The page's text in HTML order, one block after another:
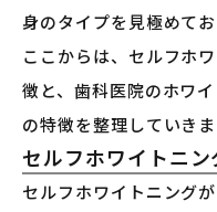
身のタイプを見極めて
ここからは、セルフホ
徴と、歯科医院のホワ
の特徴を整理していきま
セルフホワイトニ
セルフホワイトニングが